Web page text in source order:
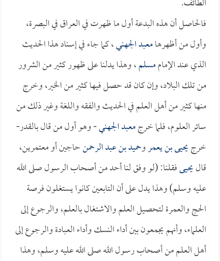
فالحاصل أن هذه البدعة أول ما ظهرت في العراق في البصرة،
وأول من أظهرهامعبد الجهني، كما جاء في إسناد هذا الحديث
الذي عند الإماممسلم، وهذا يدلنا على ظهور كثير من الشرور
من تلك البلاد، وإن كان قد حصل فيها كثير من الخير، وخرج
منها كثير من أهل العلم في الحديث والفقه واللغة وغير ذلك من
سائر العلوم، فلما خرجمعبد الجهني- وهو أول من قال بالقدر-
خرجيحيى بن يعمروحميد بن عبد الرحمنحاجين أو معتمرين،
قاليحيىفقلنا: (لو وفق لنا أحد من أصحاب الرسول صلى الله
عليه وسلم) وهذا يدل على أن التابعين كانوا يستغلون فرصة
الحج والعمرة لتحصيل العلم والاشتغال بالعلم، والرجوع إلى
العلماء، وأنهم يجمعون بين أداء النسك وأداء العبادة والرجوع إلى
أهل العلم من أصحاب رسول الله صلى الله عليه وسلم، وهذا